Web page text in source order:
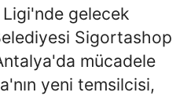
gelecek
Sigortashop
mücadele
yeni temsilcisi,